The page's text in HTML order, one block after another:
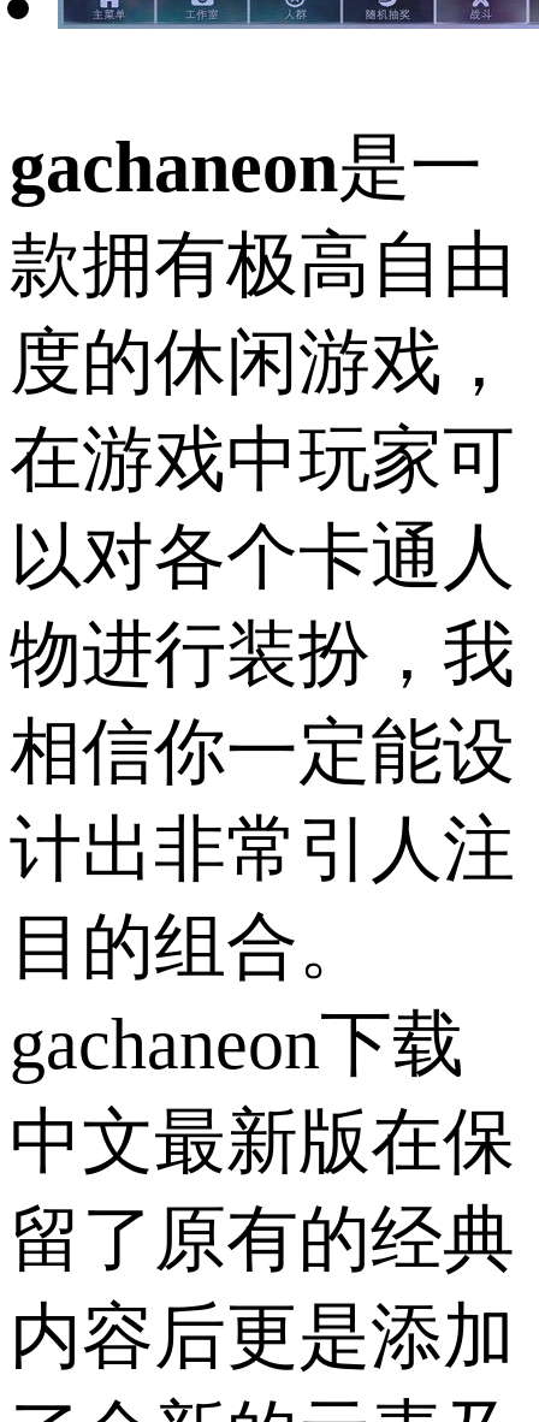
gachaneon是一
款拥有极高自由
度的休闲游戏，
在游戏中玩家可
以对各个卡通人
物进行装扮，我
相信你一定能设
计出非常引人注
目的组合。
gachaneon下载
中文最新版在保
留了原有的经典
内容后更是添加